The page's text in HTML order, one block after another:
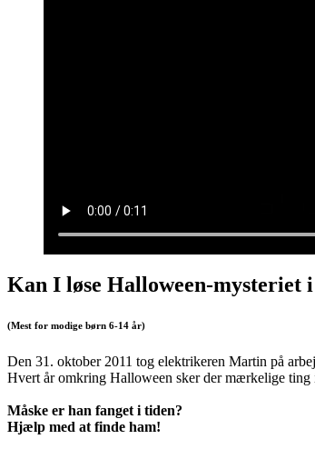
Kan I løse Halloween-mysteriet
(Mest for modige børn 6-14 år)
Den 31. oktober 2011 tog elektrikeren Martin på
Hvert år omkring Halloween sker der mærkelige ting
Måske er han fanget i tiden?
Hjælp med at finde ham!